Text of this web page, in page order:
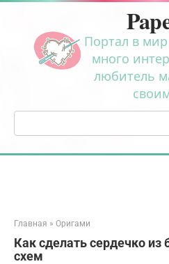
Перейти
контенту
Портал в
много
любитель
Поиск:
Главная » Оригами
Как сделать сердечко из
схем